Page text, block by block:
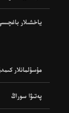
ياخشىلار
مۇسۇلمانلار
پەتىۋا سوراڭ